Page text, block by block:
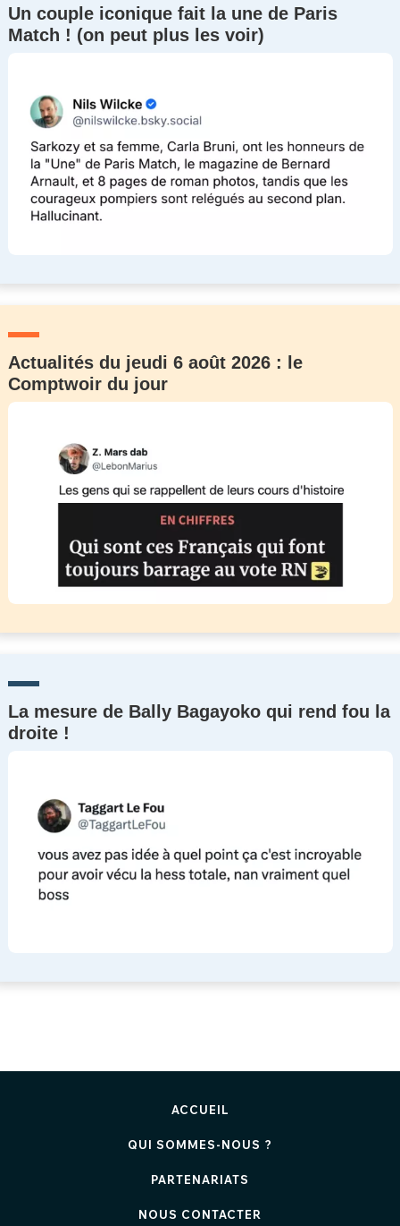
Un couple iconique fait la une de Paris
Match ! (on peut plus les voir)
Actualités du jeudi 6 août 2026 : le
Comptwoir du jour
La mesure de Bally Bagayoko qui rend fou la
droite !
ACCUEIL
QUI SOMMES-NOUS ?
PARTENARIATS
NOUS CONTACTER